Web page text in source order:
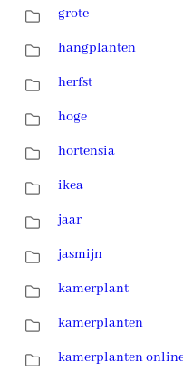
grote
hangplanten
herfst
hoge
hortensia
ikea
jaar
jasmijn
kamerplant
kamerplanten
kamerplanten